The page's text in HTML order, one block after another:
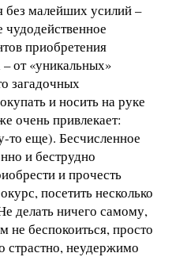
без малейших усилий –
приобретения
– от «уникальных»
загадочных
и носить на руке
очень привлекает:
то еще). Бесчисленное
и беструдно
и прочесть
посетить несколько
делать ничего самому,
не беспокоиться, просто
страстно, неудержимо